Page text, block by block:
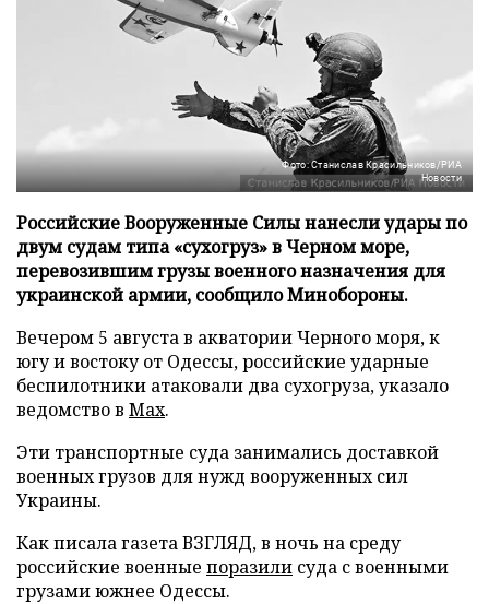
Фото: Станислав Красильников/РИА
Новости
Российские Вооруженные Силы нанесли удары по
двум судам типа «сухогруз» в Черном море,
перевозившим грузы военного назначения для
украинской армии, сообщило Минобороны.
Вечером 5 августа в акватории Черного моря, к
югу и востоку от Одессы, российские ударные
беспилотники атаковали два сухогруза, указало
ведомство в Max.
Эти транспортные суда занимались доставкой
военных грузов для нужд вооруженных сил
Украины.
Как писала газета ВЗГЛЯД, в ночь на среду
российские военные поразили суда с военными
грузами южнее Одессы.